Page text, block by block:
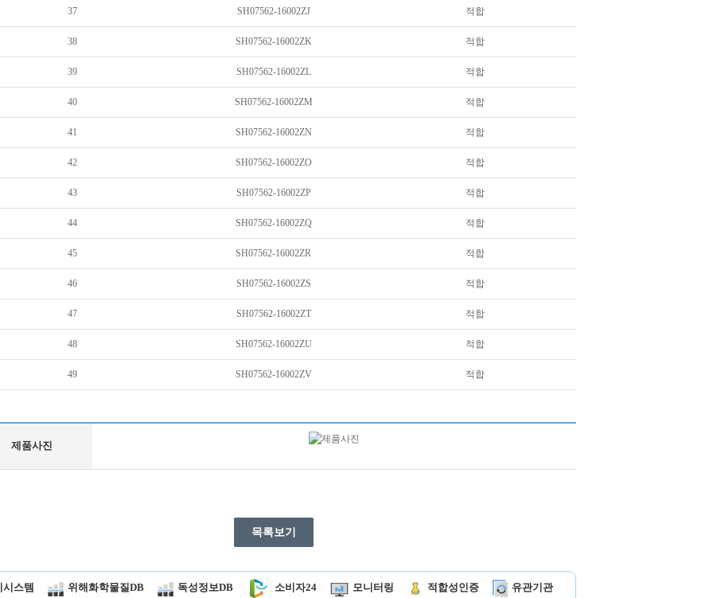
37 SH07562-16002ZJ 적합
38 SH07562-16002ZK 적합
39 SH07562-16002ZL 적합
40 SH07562-16002ZM 적합
41 SH07562-16002ZN 적합
42 SH07562-16002ZO 적합
43 SH07562-16002ZP 적합
44 SH07562-16002ZQ 적합
45 SH07562-16002ZR 적합
46 SH07562-16002ZS 적합
47 SH07562-16002ZT 적합
48 SH07562-16002ZU 적합
49 SH07562-16002ZV 적합
제품사진
목록보기
스템 위해화학물질DB 독성정보DB 소비자24 모니터링 적합성인증 유관기관